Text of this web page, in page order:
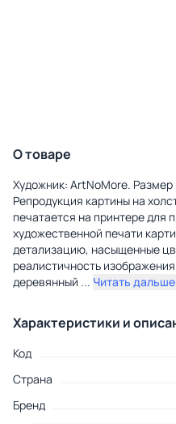
О товаре
Художник: ArtNoMore.
Репродукция картины на
печатается на принтере для
художественной печати
детализацию, насыщенные
реалистичность
деревянный ... Читать дальше
Характеристики и
Код
Страна
Бренд